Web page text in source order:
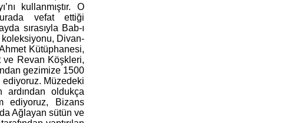
kullanmıştır. O
vefat ettiği
sırasıyla Bab-ı
Divan-
Kütüphanesi,
ve Revan Köşkleri,
gezimize 1500
ediyoruz. Müzedeki
oldukça
ediyoruz, Bizans
Ağlayan sütün ve